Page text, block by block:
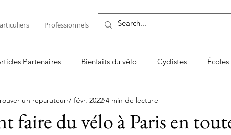
Professionnels
Partenaires Bienfaits du vélo Cyclistes
Entretenir son vélo ou son VAE Les TOP
faire du vélo à Paris en
un reparateur 7 févr. 2022 4 min de lecture